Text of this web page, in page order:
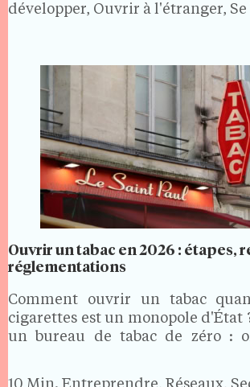
développer, Ouvrir à l'étranger, Se
Ouvrir un tabac en 2026 : étapes,
réglementations
Comment ouvrir un tabac
cigarettes est un monopole d'État
un bureau de tabac de zéro :
Avec plus de 14 millions…